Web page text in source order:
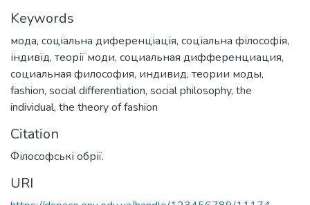
Keywords
мода, соціальна диференціація, соціальна філософія,
індивід, теорії моди, социальная дифференциация,
социальная философия, индивид, теории моды,
fashion, social differentiation, social philosophy, the
individual, the theory of fashion
Citation
Філософські обрії.
URI